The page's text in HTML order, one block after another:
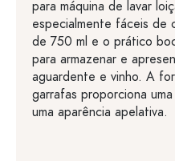
para máquina de lavar
especialmente fáceis de
de 750 ml e o prático
para armazenar e
aguardente e vinho. A
garrafas proporciona
uma aparência apelativa.